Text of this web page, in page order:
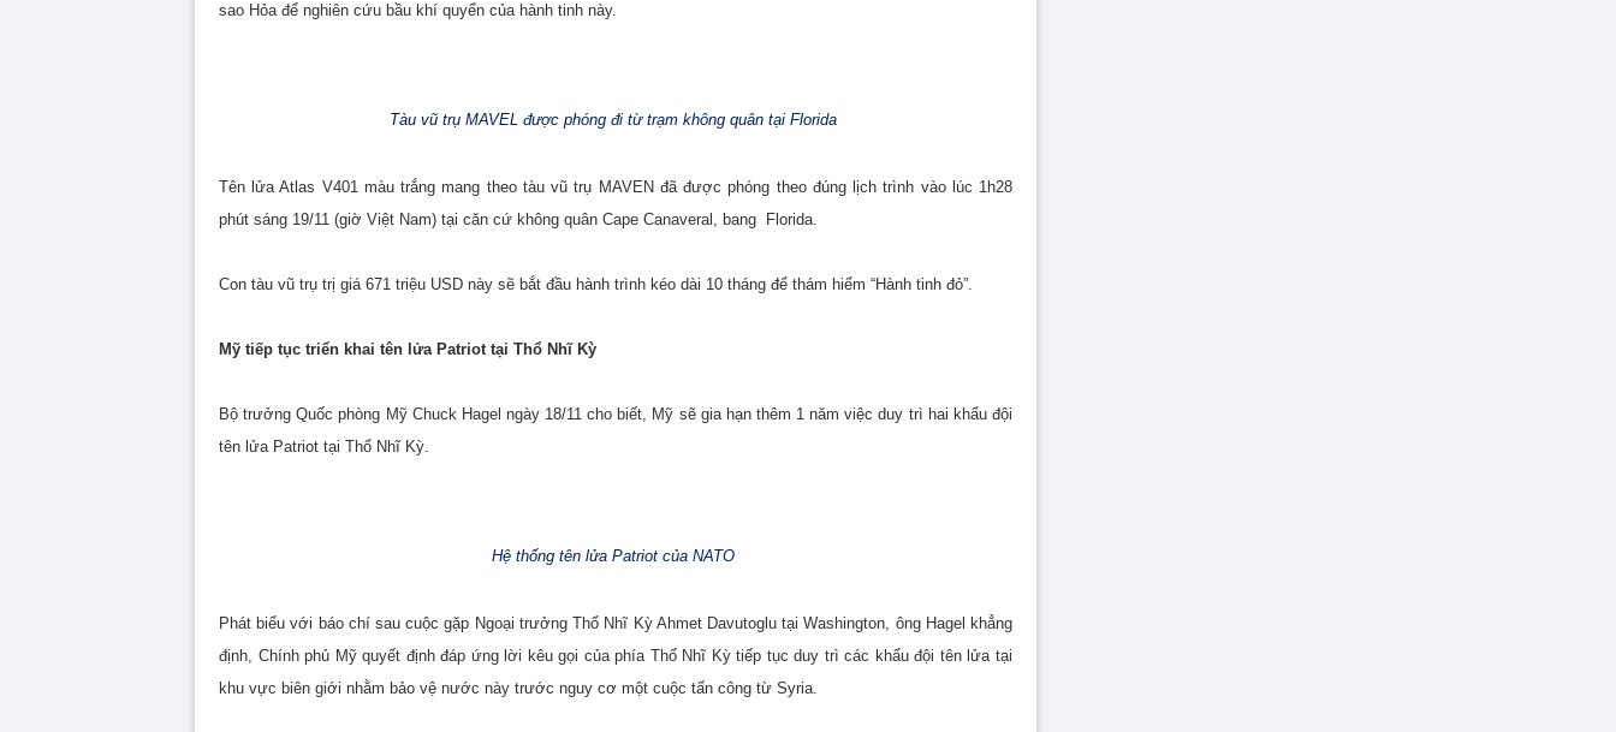
sao Hỏa để nghiên cứu bầu khí quyển của hành tinh này.
Tàu vũ trụ MAVEL được phóng đi từ trạm không quân tại Florida
Tên lửa Atlas V401 màu trắng mang theo tàu vũ trụ MAVEN đã được phóng theo đúng lịch trình vào lúc 1h28
phút sáng 19/11 (giờ Việt Nam) tại căn cứ không quân Cape Canaveral, bang Florida.
Con tàu vũ trụ trị giá 671 triệu USD này sẽ bắt đầu hành trình kéo dài 10 tháng để thám hiểm “Hành tinh đỏ”.
Mỹ tiếp tục triển khai tên lửa Patriot tại Thổ Nhĩ Kỳ
Bộ trưởng Quốc phòng Mỹ Chuck Hagel ngày 18/11 cho biết, Mỹ sẽ gia hạn thêm 1 năm việc duy trì hai khẩu đội
tên lửa Patriot tại Thổ Nhĩ Kỳ.
Hệ thống tên lửa Patriot của NATO
Phát biểu với báo chí sau cuộc gặp Ngoại trưởng Thổ Nhĩ Kỳ Ahmet Davutoglu tại Washington, ông Hagel khẳng
định, Chính phủ Mỹ quyết định đáp ứng lời kêu gọi của phía Thổ Nhĩ Kỳ tiếp tục duy trì các khẩu đội tên lửa tại
khu vực biên giới nhằm bảo vệ nước này trước nguy cơ một cuộc tấn công từ Syria.